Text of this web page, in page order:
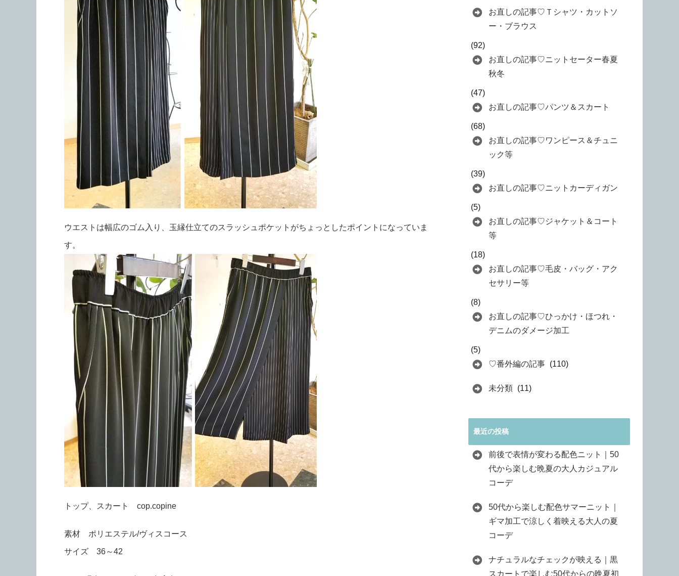
ウエストは幅広のゴム入り、玉縁仕立てのスラッシュポケットがちょっとしたポイントになっていま
す。
トップ、スカート cop.copine
素材 ポリエステル/ヴィスコース
サイズ 36～42
お直しの記事♡Ｔシャツ・カットソ
ー・ブラウス
(92)
お直しの記事♡ニットセーター春夏
秋冬
(47)
お直しの記事♡パンツ＆スカート
(68)
お直しの記事♡ワンピース＆チュニ
ック等
(39)
お直しの記事♡ニットカーディガン
(5)
お直しの記事♡ジャケット＆コート
等
(18)
お直しの記事♡毛皮・バッグ・アク
セサリー等
(8)
お直しの記事♡ひっかけ・ほつれ・
デニムのダメージ加工
(5)
♡番外編の記事 (110)
未分類 (11)
最近の投稿
前後で表情が変わる配色ニット｜50
代から楽しむ晩夏の大人カジュアル
コーデ
50代から楽しむ配色サマーニット｜
ギマ加工で涼しく着映える大人の夏
コーデ
ナチュラルなチェックが映える｜黒
スカートで楽しむ50代からの晩夏初